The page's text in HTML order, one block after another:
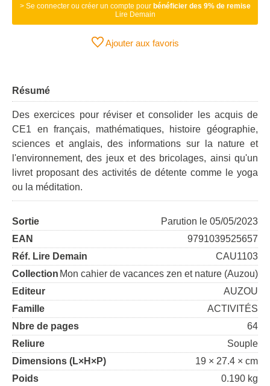
> Se connecter ou créer un compte pour bénéficier des 9% de remise
Lire Demain
Ajouter aux favoris
Résumé
Des exercices pour réviser et consolider les acquis de
CE1 en français, mathématiques, histoire géographie,
sciences et anglais, des informations sur la nature et
l'environnement, des jeux et des bricolages, ainsi qu'un
livret proposant des activités de détente comme le yoga
ou la méditation.
Sortie
Parution le 05/05/2023
EAN
9791039525657
Réf. Lire Demain
CAU1103
Collection Mon cahier de vacances zen et nature (Auzou)
Editeur
AUZOU
Famille
ACTIVITÉS
Nbre de pages
64
Reliure
Souple
Dimensions (L×H×P)
19 × 27.4 × cm
Poids
0.190 kg